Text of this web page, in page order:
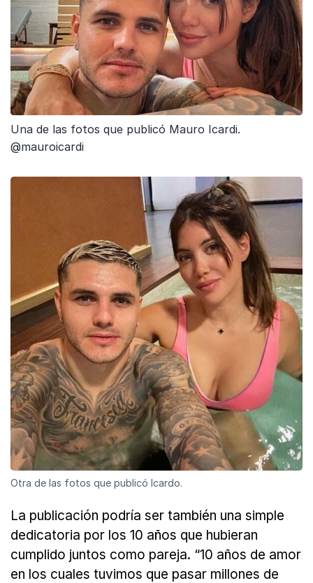
Una de las fotos que publicó Mauro Icardi.
@mauroicardi
Otra de las fotos que publicó Icardo.
La publicación podría ser también una simple
dedicatoria por los 10 años que hubieran
cumplido juntos como pareja. “10 años de amor
en los cuales tuvimos que pasar millones de